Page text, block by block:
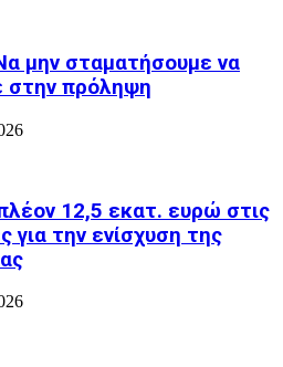
μην σταματήσουμε να
στην πρόληψη
12,5 εκατ. ευρώ στις
για την ενίσχυση της